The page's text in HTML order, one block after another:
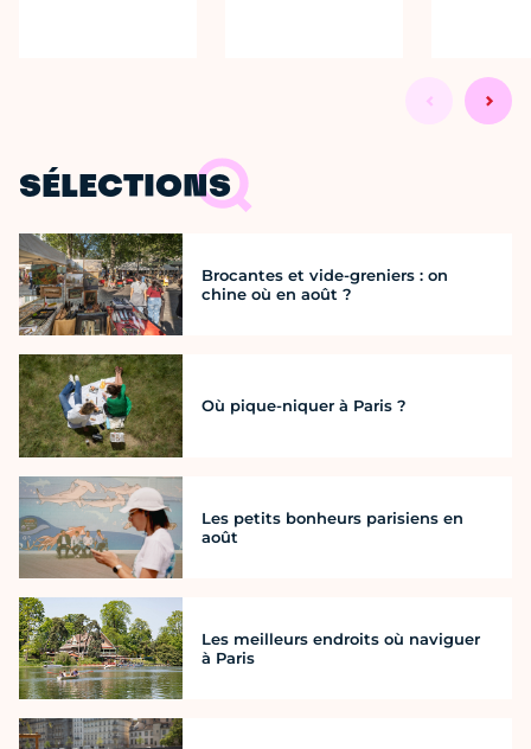
SÉLECTIONS
Brocantes et vide-greniers : on
chine où en août ?
Où pique-niquer à Paris ?
Les petits bonheurs parisiens en
août
Les meilleurs endroits où naviguer
à Paris